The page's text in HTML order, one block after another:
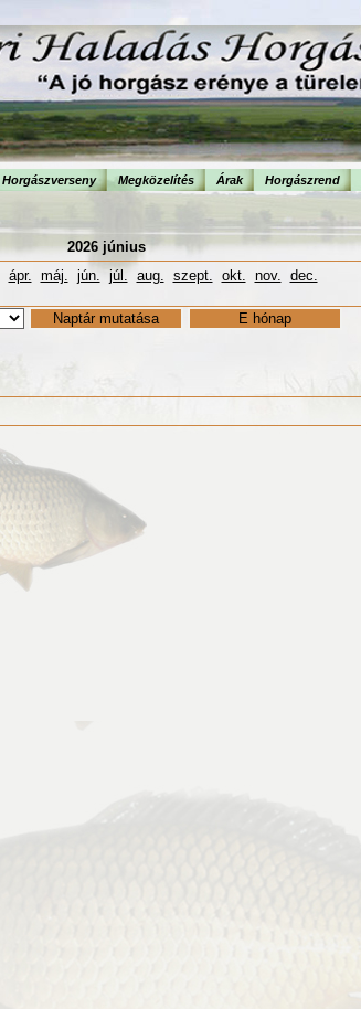
Horgászverseny Megközelítés Árak Horgászrend
2026 június
ápr. máj. jún. júl. aug. szept. okt. nov. dec.